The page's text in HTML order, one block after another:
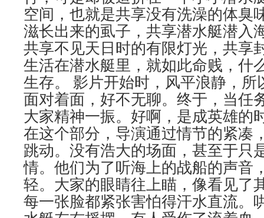
空间，也就是共享没有洗澡的体臭
滋长出来的虱子，共享潜水艇潜入
共享不见天日时的有限灯光，共享
生活在潜水艇里，就如此命贱，什
生存。 影片开始时，风平浪静，
面对着面，好不无聊。终于，当任
大家精神一振。好啊，是成英雄的
在这个部分，导演通过情节的紧凑
跳动。没有浩大的场面，甚至于只
情。他们为了听海上的战船的声音
轻。大家的眼睛往上瞄，像看见了
每一张脸都紧张害怕得汗水直流。